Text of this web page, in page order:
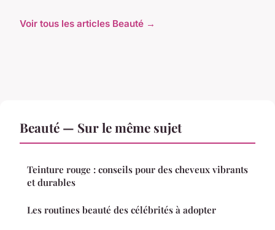
Voir tous les articles Beauté →
Beauté — Sur le même sujet
Teinture rouge : conseils pour des cheveux vibrants
et durables
Les routines beauté des célébrités à adopter